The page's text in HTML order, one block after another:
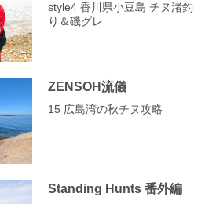
style4 香川県小豆島 チヌ渚釣
り＆磯グレ
ZENSOH流儀
15 広島湾の秋チヌ攻略
Standing Hunts 番外編